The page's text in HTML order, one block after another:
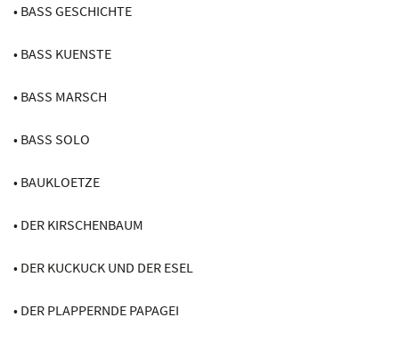
• BASS GESCHICHTE
• BASS KUENSTE
• BASS MARSCH
• BASS SOLO
• BAUKLOETZE
• DER KIRSCHENBAUM
• DER KUCKUCK UND DER ESEL
• DER PLAPPERNDE PAPAGEI